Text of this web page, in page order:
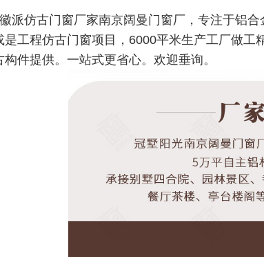
派仿古门窗厂家南京阔曼门窗厂，专注于铝
是工程仿古门窗项目，6000平米生产工厂做工
构件提供。一站式更省心。欢迎垂询。